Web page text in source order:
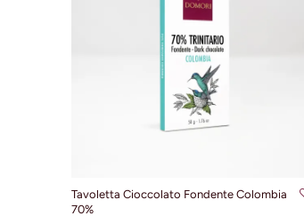
Tavoletta Cioccolato Fondente Colombia
70%